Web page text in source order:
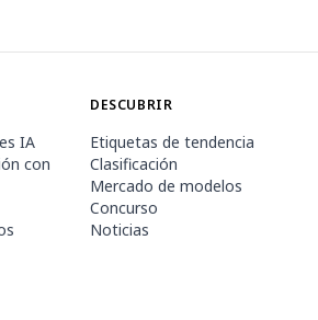
IA
con
DESCUBRIR
Etiquetas de tendencia
Clasificación
Mercado de modelos
Concurso
Noticias